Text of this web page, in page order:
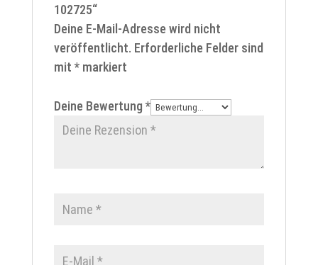
102725“
Deine E-Mail-Adresse wird nicht
veröffentlicht. Erforderliche Felder sind
mit *markiert
Deine Bewertung *